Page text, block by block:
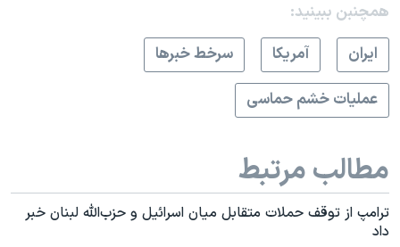
همچنبن ببینید:
ايران
آمريکا
سرخط خبرها
عملیات خشم حماسی
مطالب مرتبط
ترامپ از توقف حملات متقابل میان اسرائیل و حزب‌الله لبنان خبر
داد